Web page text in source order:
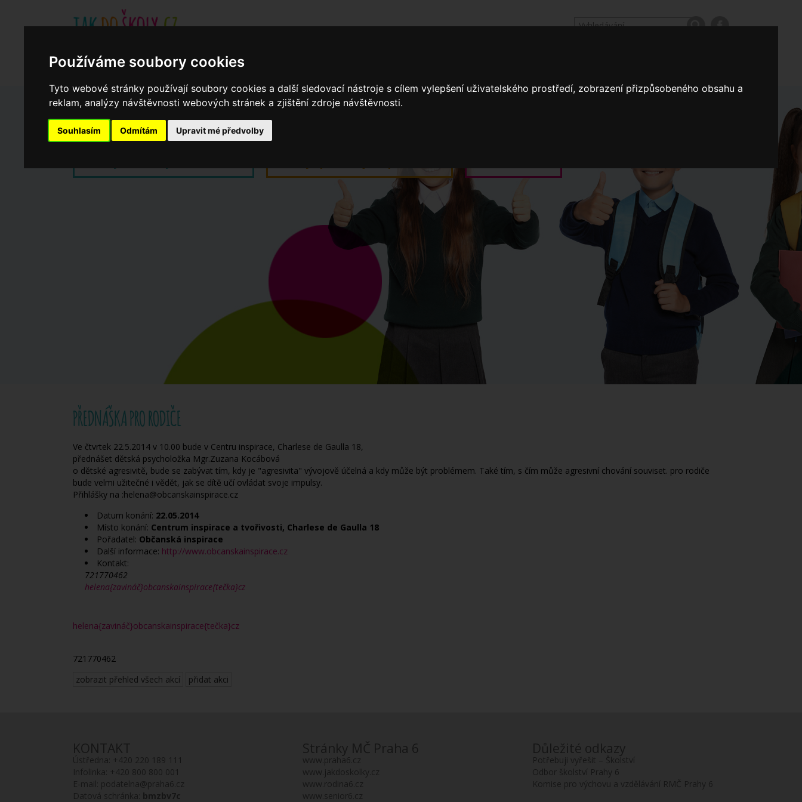
Používáme soubory cookies
Tyto webové stránky používají soubory cookies a další sledovací nástroje s cílem vylepšení uživatelského prostředí, zobrazení přizpůsobeného obsahu a
reklam, analýzy návštěvnosti webových stránek a zjištění zdroje návštěvnosti.
Souhlasím Odmítám Upravit mé předvolby
Základní školy Aktuality Akce Soukromé základní školy
Když potřebujete pomoci
Ročenka
cookies
Zápisy do ZŠ 2026/27 Výroční zprávy
PŘEDNÁŠKA PRO RODIČE
Ve čtvrtek 22.5.2014 v 10.00 bude v Centru inspirace, Charlese de Gaulla 18,
přednášet dětská psycholožka Mgr.Zuzana Kocábová
o dětské agresivitě, bude se zabývat tím, kdy je "agresivita" vývojově účelná a kdy může být problémem. Také tím, s čím může agresivní chování souviset. pro rodiče
bude velmi užitečné i vědět, jak se dítě učí ovládat svoje impulsy.
Přihlášky na :helena@obcanskainspirace.cz
Datum konání: 22.05.2014
Místo konání: Centrum inspirace a tvořivosti, Charlese de Gaulla 18
Pořadatel: Občanská inspirace
Další informace: http://www.obcanskainspirace.cz
Kontakt:
721770462
helena{zavináč}obcanskainspirace{tečka}cz
helena{zavináč}obcanskainspirace{tečka}cz
721770462
zobrazit přehled všech akcí
přidat akci
KONTAKT
Ústředna: +420 220 189 111
Infolinka: +420 800 800 001
E-mail: podatelna@praha6.cz
Datová schránka: bmzbv7c
Stránky MČ Praha 6
www.praha6.cz
www.jakdoskolky.cz
www.rodina6.cz
www.senior6.cz
Důležité odkazy
Potřebuji vyřešit – Školství
Odbor školství Prahy 6
Komise pro výchovu a vzdělávání RMČ Prahy 6